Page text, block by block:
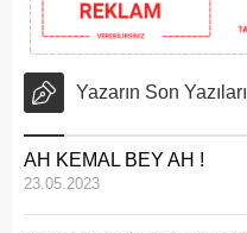
Yazarın Son Yazıları
AH KEMAL BEY AH !
23.05.2023